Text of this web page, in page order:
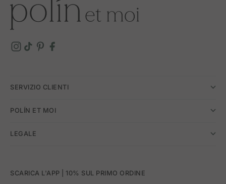
SERVIZIO CLIENTI
POLÍN ET MOI
LEGALE
SCARICA L'APP | 10% SUL PRIMO ORDINE